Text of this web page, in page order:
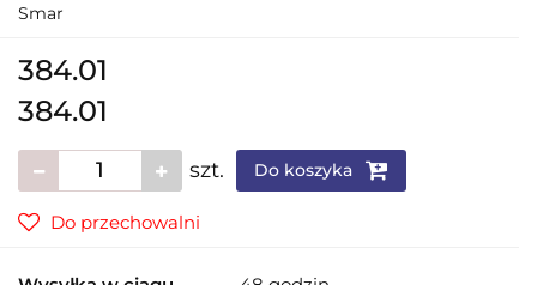
Smar
384.01
384.01
szt. Do koszyka
Do przechowalni